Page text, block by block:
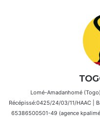
Lomé-Amadanhomé
Récépissé:0425/24/03/11/HAAC |
65386500501-49 (agence